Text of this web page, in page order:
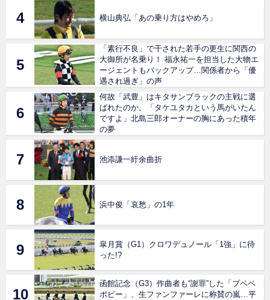
横山典弘「あの乗り方はやめろ」
「素行不良」で干された若手の更生に関西の
大御所が名乗り！ 福永祐一を担当した大物エ
ージェントもバックアップ…関係者から「優
遇され過ぎ」の声
何故「武豊」はキタサンブラックの主戦に選
ばれたのか。「タケユタカという馬がいたん
ですよ」北島三郎オーナーの胸にあった積年
の夢
池添謙一紆余曲折
浜中俊「哀愁」の1年
皐月賞（G1）クロワデュノール「1強」に待
った!?
函館記念（G3）作曲者も“謝罪”した「プペペ
ポピー」、生ファンファーレに称賛の嵐…平